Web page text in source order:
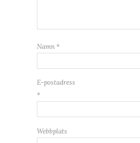
Namn *
E-postadress
*
Webbplats